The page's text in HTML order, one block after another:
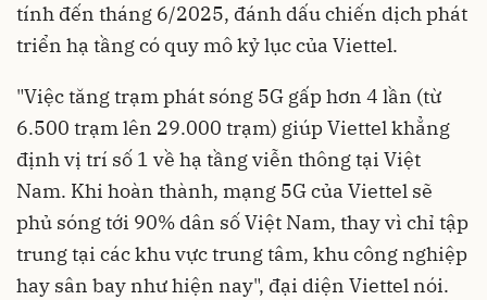
tính đến tháng 6/2025, đánh dấu chiến dịch phát
triển hạ tầng có quy mô kỷ lục của Viettel.
"Việc tăng trạm phát sóng 5G gấp hơn 4 lần (từ
6.500 trạm lên 29.000 trạm) giúp Viettel khẳng
định vị trí số 1 về hạ tầng viễn thông tại Việt
Nam. Khi hoàn thành, mạng 5G của Viettel sẽ
phủ sóng tới 90% dân số Việt Nam, thay vì chỉ tập
trung tại các khu vực trung tâm, khu công nghiệp
hay sân bay như hiện nay", đại diện Viettel nói.